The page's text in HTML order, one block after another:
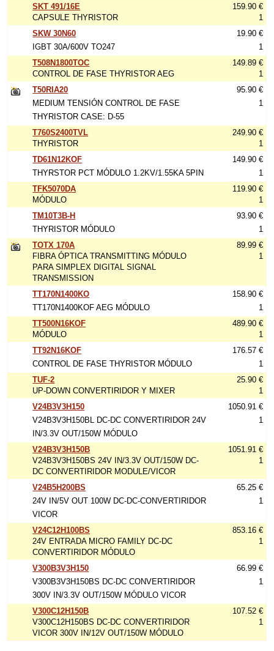
SKT 491/16E
CAPSULE THYRISTOR
159.90 €
1
SKW 30N60
IGBT 30A/600V TO247
19.90 €
1
T508N1800TOC
CONTROL DE FASE THYRISTOR AEG
149.89 €
1
T50RIA20
MEDIUM TENSIÓN CONTROL DE FASE
THYRISTOR CASE: D-55
95.90 €
1
T760S2400TVL
THYRISTOR
249.90 €
1
TD61N12KOF
THYRSTOR PCT MÓDULO 1.2KV/1.55KA 5PIN
149.90 €
1
TFK5070DA
MÓDULO
119.90 €
1
TM10T3B-H
THYRISTOR MÓDULO
93.90 €
1
TOTX 170A
FIBRA ÓPTICA TRANSMITTING MÓDULO
PARA SIMPLEX DIGITAL SIGNAL
TRANSMISSION
89.99 €
1
TT170N1400KO
TT170N1400KOF AEG MÓDULO
158.90 €
1
TT500N16KOF
MÓDULO
489.90 €
1
TT92N16KOF
CONTROL DE FASE THYRISTOR MÓDULO
176.57 €
1
TUF-2
UP-DOWN CONVERTIRIDOR Y MIXER
25.90 €
1
V24B3V3H150
V24B3V3H150BL DC-DC CONVERTIRIDOR 24V
IN/3.3V OUT/150W MÓDULO
1050.91 €
1
V24B3V3H150B
V24B3V3H150BS 24V IN/3.3V OUT/150W DC-
DC CONVERTIRIDOR MODULE/VICOR
1051.91 €
1
V24B5H200BS
24V IN/5V OUT 100W DC-DC-CONVERTIRIDOR
VICOR
65.25 €
1
V24C12H100BS
24V ENTRADA MICRO FAMILY DC-DC
CONVERTIRIDOR MÓDULO
853.16 €
1
V300B3V3H150
V300B3V3H150BS DC-DC CONVERTIRIDOR
300V IN/3.3V OUT/150W MÓDULO VICOR
66.99 €
1
V300C12H150B
V300C12H150BS DC-DC CONVERTIRIDOR
VICOR 300V IN/12V OUT/150W MÓDULO
107.52 €
1